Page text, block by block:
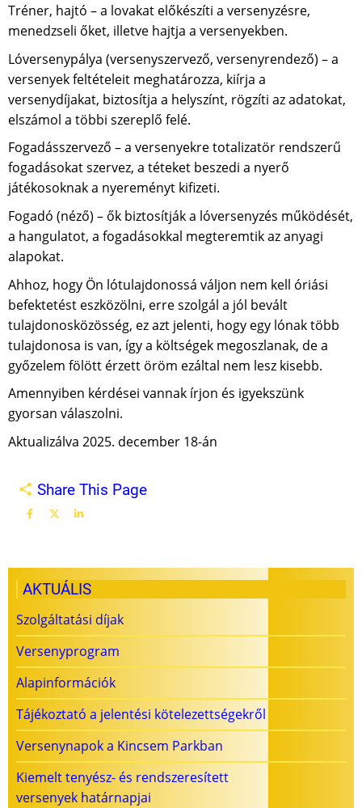
Tréner, hajtó – a lovakat előkészíti a versenyzésre,
menedzseli őket, illetve hajtja a versenyekben.
Lóversenypálya (versenyszervező, versenyrendező) – a
versenyek feltételeit meghatározza, kiírja a
versenydíjakat, biztosítja a helyszínt, rögzíti az adatokat,
elszámol a többi szereplő felé.
Fogadásszervező – a versenyekre totalizatör rendszerű
fogadásokat szervez, a téteket beszedi a nyerő
játékosoknak a nyereményt kifizeti.
Fogadó (néző) – ők biztosítják a lóversenyzés működését,
a hangulatot, a fogadásokkal megteremtik az anyagi
alapokat.
Ahhoz, hogy Ön lótulajdonossá váljon nem kell óriási
befektetést eszközölni, erre szolgál a jól bevált
tulajdonosközösség, ez azt jelenti, hogy egy lónak több
tulajdonosa is van, így a költségek megoszlanak, de a
győzelem fölött érzett öröm ezáltal nem lesz kisebb.
Amennyiben kérdései vannak írjon és igyekszünk
gyorsan válaszolni.
Aktualizálva 2025. december 18-án
Share This Page
AKTUÁLIS
Szolgáltatási díjak
Versenyprogram
Alapinformációk
Tájékoztató a jelentési kötelezettségekről
Versenynapok a Kincsem Parkban
Kiemelt tenyész- és rendszeresített
versenyek határnapjai